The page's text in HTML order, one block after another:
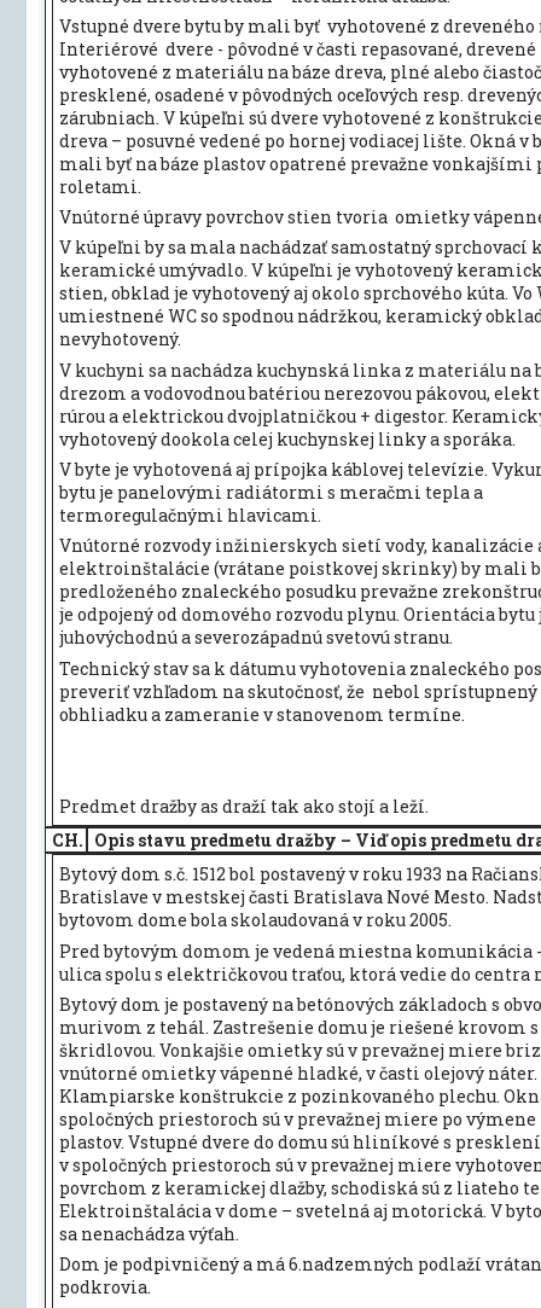
Vstupné dvere bytu by mali byť vyhotovené z dreveného
Interiérové dvere - pôvodné v časti repasované, drevené
vyhotovené z materiálu na báze dreva, plné alebo
presklené, osadené v pôvodných oceľových resp.
zárubniach. V kúpeľni sú dvere vyhotovené z
dreva – posuvné vedené po hornej vodiacej lište. Okná v
mali byť na báze plastov opatrené prevažne
roletami.
Vnútorné úpravy povrchov stien tvoria omietky
V kúpeľni by sa mala nachádzať samostatný sprchovací
keramické umývadlo. V kúpeľni je vyhotovený
stien, obklad je vyhotovený aj okolo sprchového kúta. Vo
umiestnené WC so spodnou nádržkou, keramický
nevyhotovený.
V kuchyni sa nachádza kuchynská linka z materiálu na
drezom a vodovodnou batériou nerezovou pákovou,
rúrou a elektrickou dvojplatničkou + digestor.
vyhotovený dookola celej kuchynskej linky a sporáka.
V byte je vyhotovená aj prípojka káblovej televízie.
bytu je panelovými radiátormi s meračmi tepla a
termoregulačnými hlavicami.
Vnútorné rozvody inžinierskych sietí vody, kanalizácie
elektroinštalácie (vrátane poistkovej skrinky) by mali
predloženého znaleckého posudku prevažne
je odpojený od domového rozvodu plynu. Orientácia bytu
juhovýchodnú a severozápadnú svetovú stranu.
Technický stav sa k dátumu vyhotovenia znaleckého
preveriť vzhľadom na skutočnosť, že nebol sprístupnený
obhliadku a zameranie v stanovenom termíne.
Predmet dražby as draží tak ako stojí a leží.
CH. Opis stavu predmetu dražby – Viď opis predmetu
Bytový dom s.č. 1512 bol postavený v roku 1933 na
Bratislave v mestskej časti Bratislava Nové Mesto.
bytovom dome bola skolaudovaná v roku 2005.
Pred bytovým domom je vedená miestna komunikácia
ulica spolu s električkovou traťou, ktorá vedie do centra
Bytový dom je postavený na betónových základoch s
murivom z tehál. Zastrešenie domu je riešené krovom
škridlovou. Vonkajšie omietky sú v prevažnej miere
vnútorné omietky vápenné hladké, v časti olejový náter.
Klampiarske konštrukcie z pozinkovaného plechu.
spoločných priestoroch sú v prevažnej miere po výmene
plastov. Vstupné dvere do domu sú hliníkové s
v spoločných priestoroch sú v prevažnej miere
povrchom z keramickej dlažby, schodiská sú z liateho
Elektroinštalácia v dome – svetelná aj motorická. V
sa nenachádza výťah.
Dom je podpivničený a má 6.nadzemných podlaží
podkrovia.